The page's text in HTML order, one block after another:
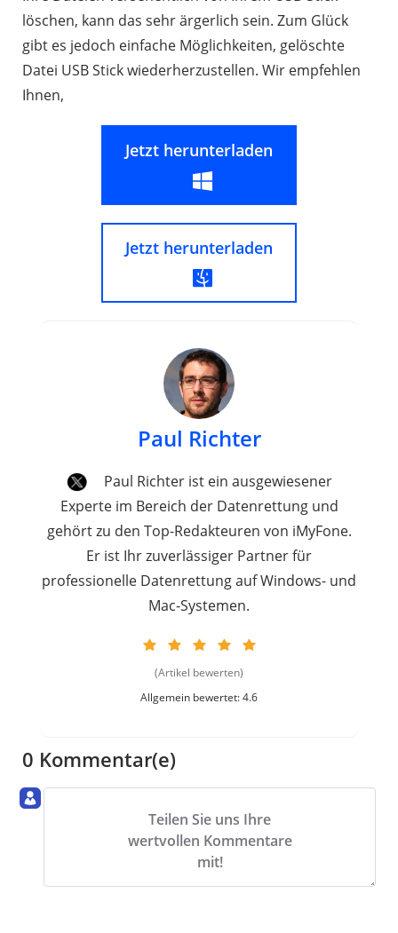
löschen, kann das sehr ärgerlich sein. Zum Glück
gibt es jedoch einfache Möglichkeiten, gelöschte
Datei USB Stick wiederherzustellen. Wir empfehlen
Ihnen,
Jetzt herunterladen
Jetzt herunterladen
Paul Richter
Paul Richter ist ein ausgewiesener
Experte im Bereich der Datenrettung und
gehört zu den Top-Redakteuren von iMyFone.
Er ist Ihr zuverlässiger Partner für
professionelle Datenrettung auf Windows- und
Mac-Systemen.
(Artikel bewerten)
Allgemein bewertet: 4.6
0 Kommentar(e)
Teilen Sie uns Ihre
wertvollen Kommentare
mit!